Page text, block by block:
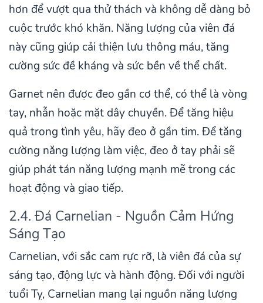
hơn để vượt qua thử thách và không dễ dàng bỏ
cuộc trước khó khăn. Năng lượng của viên đá
này cũng giúp cải thiện lưu thông máu, tăng
cường sức đề kháng và sức bền về thể chất.
Garnet nên được đeo gần cơ thể, có thể là vòng
tay, nhẫn hoặc mặt dây chuyền. Để tăng hiệu
quả trong tình yêu, hãy đeo ở gần tim. Để tăng
cường năng lượng làm việc, đeo ở tay phải sẽ
giúp phát tán năng lượng mạnh mẽ trong các
hoạt động và giao tiếp.
2.4. Đá Carnelian - Nguồn Cảm Hứng
Sáng Tạo
Carnelian, với sắc cam rực rỡ, là viên đá của sự
sáng tạo, động lực và hành động. Đối với người
tuổi Tỵ, Carnelian mang lại nguồn năng lượng